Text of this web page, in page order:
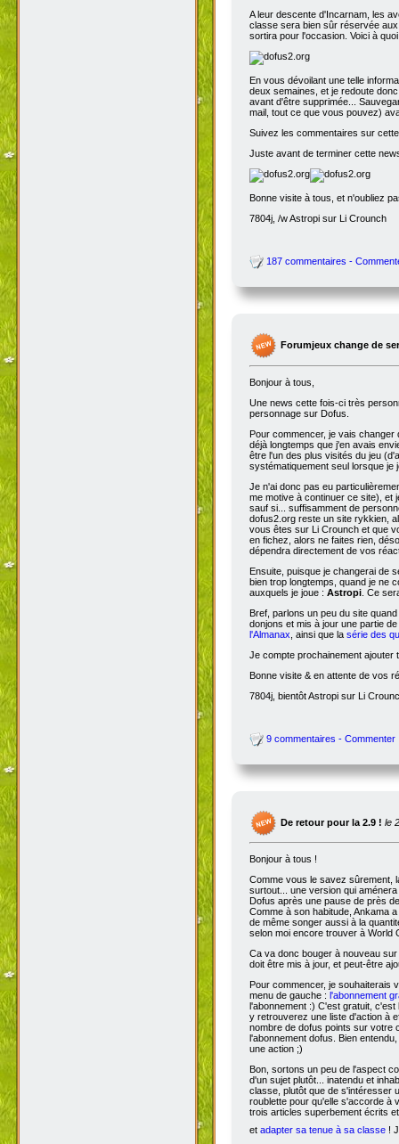
A leur descente d'Incarnam, les
classe sera bien sûr réservée
sortira pour l'occasion. Voici à
En vous dévoilant une telle
deux semaines, et je redoute
avant d'être supprimée...
mail, tout ce que vous pouvez)
Suivez les commentaires sur
Juste avant de terminer cette
Bonne visite à tous, et n'oubliez
7804j, /w Astropi sur Li Crounch
187 commentaires -
Forumjeux change de
Bonjour à tous,
Une news cette fois-ci très
personnage sur Dofus.
Pour commencer, je vais
déjà longtemps que j'en avais
être l'un des plus visités du jeu
systématiquement seul lorsque je
Je n'ai donc pas eu
me motive à continuer ce site), et
sauf si... suffisamment de
dofus2.org reste un site rykkien,
vous êtes sur Li Crounch et que
en fichez, alors ne faites rien,
dépendra directement de vos
Ensuite, puisque je changerai de
bien trop longtemps, quand je ne
auxquels je joue : Astropi . Ce
Bref, parlons un peu du site
donjons et mis à jour une partie
l'Almanax , ainsi que la série des
Je compte prochainement ajouter
Bonne visite & en attente de vos
7804j, bientôt Astropi sur Li
9 commentaires - Commenter
De retour pour la 2.9 ! le
Bonjour à tous !
Comme vous le savez sûrement,
surtout... une version qui
Dofus après une pause de près
Comme à son habitude, Ankama
de même songer aussi à la
selon moi encore trouver à World
Ca va donc bouger à nouveau
doit être mis à jour, et peut-être
Pour commencer, je
menu de gauche : l'abonnement
l'abonnement :) C'est gratuit,
y retrouverez une liste d'action à
nombre de dofus points sur votre
l'abonnement dofus. Bien
une action ;)
Bon, sortons un peu de l'aspect
d'un sujet plutôt... inatendu et
classe, plutôt que de s'intéresser
roublette pour qu'elle s'accorde à
trois articles superbement écrits
et adapter sa tenue à sa classe !